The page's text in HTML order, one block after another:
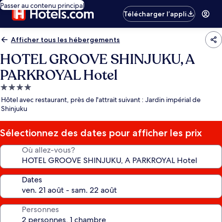
Passer au contenu principal
Télécharger l’appli
Afficher tous les hébergements
HOTEL GROOVE SHINJUKU, A
PARKROYAL Hotel
Hébergement
4.0 étoiles
Hôtel avec restaurant, près de l'attrait suivant : Jardin impérial de
Shinjuku
Sélectionnez des dates pour afficher les prix
Où allez-vous?
Dates
Personnes